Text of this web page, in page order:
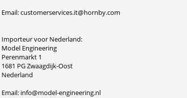
Email: customerservices.it@hornby.com
Importeur voor Nederland:
Model Engineering
Perenmarkt 1
1681 PG Zwaagdijk-Oost
Nederland
Email: info@model-engineering.nl